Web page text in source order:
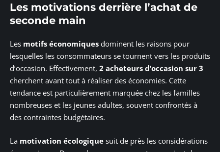
Les motivations derrière l’achat de
seconde main
Les motifs économiques dominent les raisons pour
lesquelles les consommateurs se tournent vers les produits
d’occasion. Effectivement, 2 acheteurs d’occasion sur 3
cherchent avant tout à réaliser des économies. Cette
tendance est particulièrement marquée chez les familles
nombreuses et les jeunes adultes, souvent confrontés à
des contraintes budgétaires.
La motivation écologique suit de près les considérations